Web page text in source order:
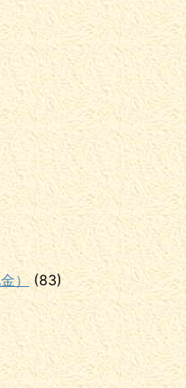
）
(83)